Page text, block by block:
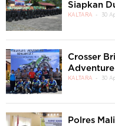
Siapkan
KALTARA 30
Crosser
Adventure
KALTARA 30
Polres